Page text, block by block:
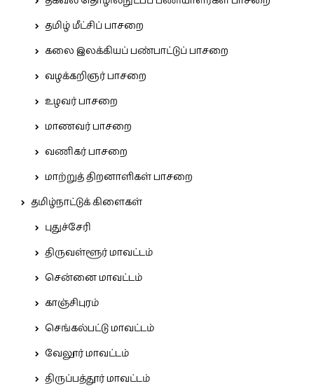
தமிழ் மீட்சிப் பாசறை
கலை இலக்கியப் பண்பாட்டுப் பாசறை
வழக்கறிஞர் பாசறை
உழவர் பாசறை
மாணவர் பாசறை
வணிகர் பாசறை
மாற்றுத் திறனாளிகள் பாசறை
தமிழ்நாட்டுக் கிளைகள்
புதுச்சேரி
திருவள்ளூர் மாவட்டம்
சென்னை மாவட்டம்
காஞ்சிபுரம்
செங்கல்பட்டு மாவட்டம்
வேலூர் மாவட்டம்
திருப்பத்தூர் மாவட்டம்